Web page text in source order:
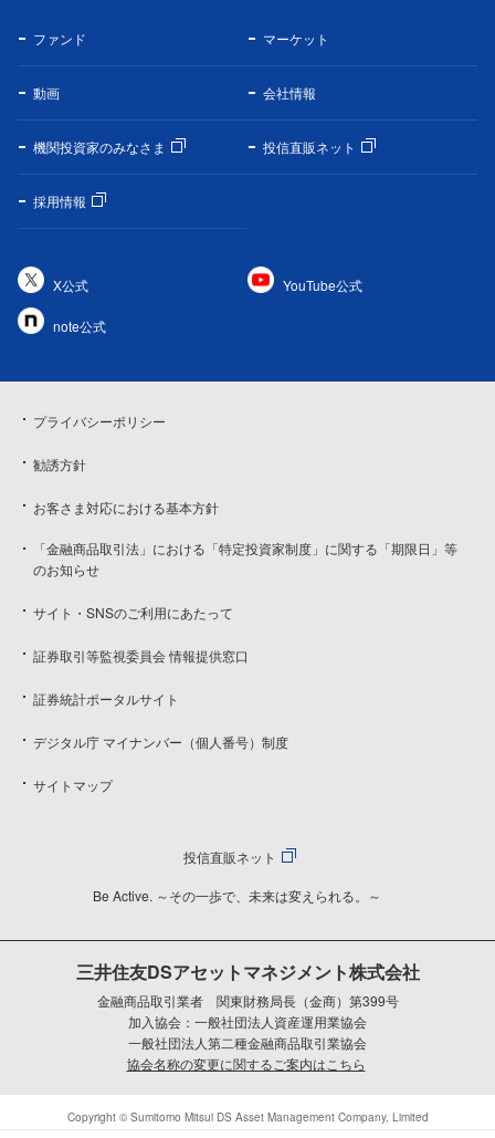
ファンド マーケット
動画 会社情報
機関投資家のみなさま 投信直販ネット
採用情報
X公式 YouTube公式
note公式
プライバシーポリシー
勧誘方針
お客さま対応における基本方針
「金融商品取引法」における「特定投資家制度」に関する「期限日」等
のお知らせ
サイト・SNSのご利用にあたって
証券取引等監視委員会 情報提供窓口
証券統計ポータルサイト
デジタル庁 マイナンバー（個人番号）制度
サイトマップ
投信直販ネット
Be Active. ～その一歩で、未来は変えられる。～
三井住友DSアセットマネジメント株式会社
金融商品取引業者 関東財務局長（金商）第399号
加入協会：一般社団法人資産運用業協会
一般社団法人第二種金融商品取引業協会
協会名称の変更に関するご案内はこちら
Copyright © Sumitomo Mitsui DS Asset Management Company, Limited